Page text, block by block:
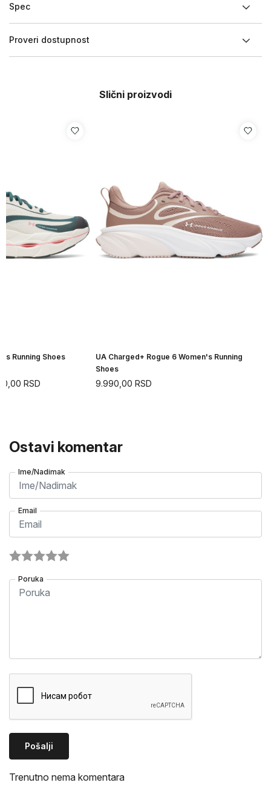
Spec
Proveri dostupnost
Slični proizvodi
Running Shoes
RSD
UA Charged+ Rogue 6 Women's Running
Shoes
9.990,00 RSD
Ostavi komentar
Ime/Nadimak
Email
Poruka
Pošalji
Trenutno nema komentara